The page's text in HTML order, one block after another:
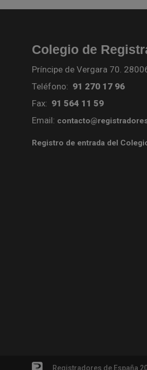
Colegio de
Príncipe de Vergara 70.
Teléfono: 91 270 17 96
Fax: 91 564 11 59
Email:
Registro de entrada del
Registradores de España